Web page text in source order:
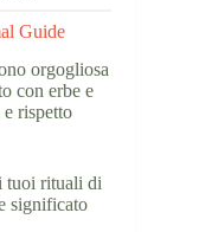
Guide
orgogliosa
con erbe e
rispetto
tuoi rituali di
significato